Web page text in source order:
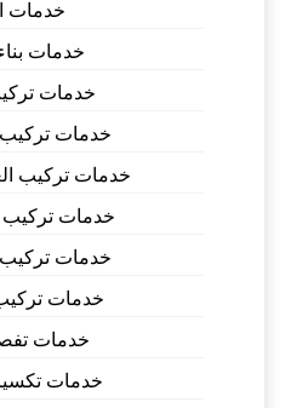
خدمات
خدمات
خدمات
خدمات
خدمات تركيب
خدمات
خدمات تركيب
خدمات
خدمات
خدمات